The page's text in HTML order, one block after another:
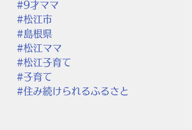
#9才ママ
#松江市
#島根県
#松江ママ
#松江子育て
#子育て
#住み続けられるふるさと